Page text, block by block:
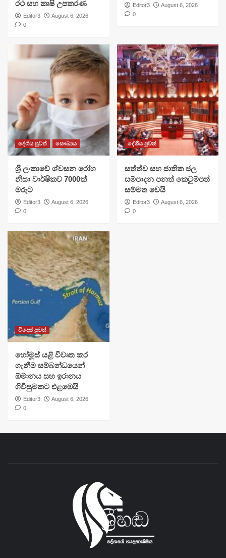
රථ සහ කෘෂි උපකරණ
Editor3
August 6, 2026
0
Editor3
August 6, 2026
0
දේශීය පුවත් සෞඛ්‍යය
ශ්‍රී ලංකාවේ ශ්වසන රෝග
නිසා වාර්ෂිකව 7000ක්
මරුට
Editor3
August 6, 2026
0
දේශීය පුවත්
සත්ත්ව සහ ජාතික ජල
සම්පාදන පනත් කෙටුම්පත්
සම්මත වෙයි
Editor3
August 6, 2026
0
විදෙස් පුවත්
හෝමූස් යළි විවෘත කර
ගැනීම සම්බන්ධයෙන්
ඕමානය සහ ඉරානය
ගිවිසුමකට එළඹෙයි
Editor3
August 6, 2026
0